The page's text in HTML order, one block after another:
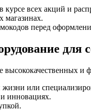
курсе всех акций и
магазинах.
перед
для
высококачественных
или
инновациях.